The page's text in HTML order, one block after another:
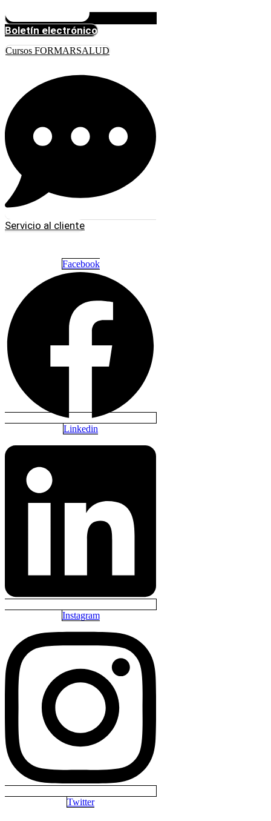
Boletín electrónico
Cursos FORMARSALUD
Servicio al cliente
Facebook
Linkedin
Instagram
Twitter